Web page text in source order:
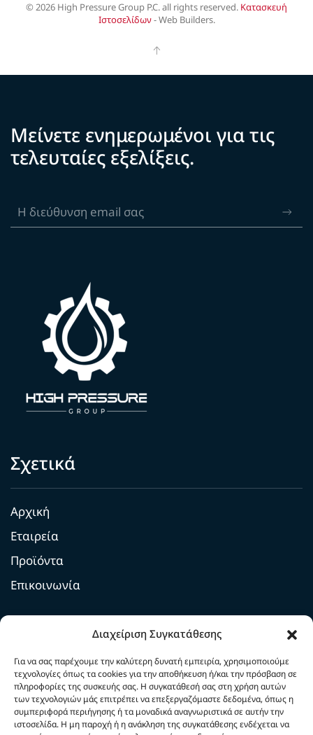
Διαχείριση Συγκατάθεσης
Για να σας παρέχουμε την καλύτερη δυνατή εμπειρία, χρησιμοποιούμε
τεχνολογίες όπως τα cookies για την αποθήκευση ή/και την πρόσβαση σε
πληροφορίες της συσκευής σας. Η συγκατάθεσή σας στη χρήση αυτών
των τεχνολογιών μάς επιτρέπει να επεξεργαζόμαστε δεδομένα, όπως η
συμπεριφορά περιήγησης ή τα μοναδικά αναγνωριστικά σε αυτήν την
ιστοσελίδα. Η μη παροχή ή η ανάκληση της συγκατάθεσης ενδέχεται να
© 2026 High Pressure Group P.C. all rights reserved. Κατασκευή
Ιστοσελίδων- Web Builders.
Μείνετε ενημερωμένοι για τις
τελευταίες εξελίξεις.
Σχετικά
Αρχική
Εταιρεία
Προϊόντα
Επικοινωνία
Υπηρεσίες
Επισκευές
Κατασκευές